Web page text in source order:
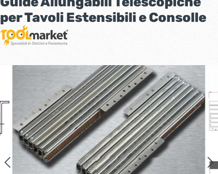
per Tavoli Estensibili e Consolle